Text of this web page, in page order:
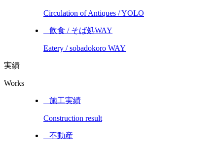
Circulation of Antiques / YOLO
_ 飲食 / そば処WAY
Eatery / sobadokoro WAY
実績
Works
_ 施工実績
Construction result
_ 不動産